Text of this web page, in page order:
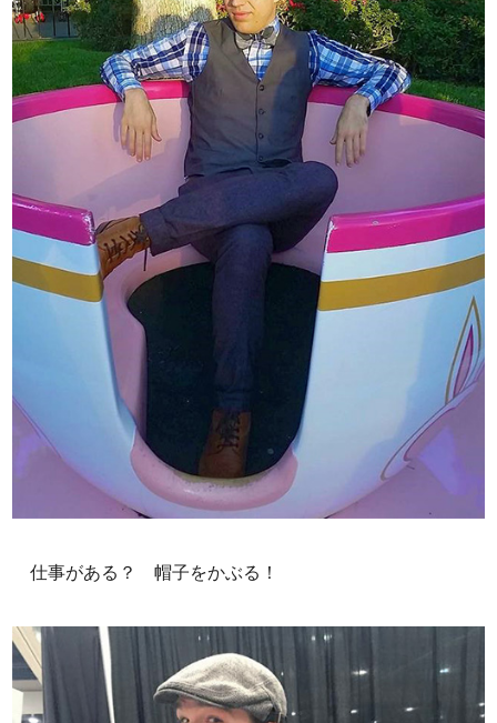
仕事がある？ 帽子をかぶる！